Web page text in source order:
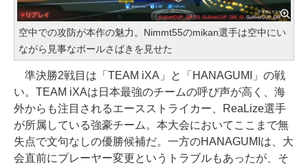
空中での攻防が本作の魅力。Nimmt55のmikan選手は空中にい
ながら見事なボールさばきを見せた
準決勝2戦目は「TEAM iXA」と「HANAGUMI」の戦
い。TEAM iXAは日本最強のチームの呼び声が高く、海
外からも注目されるエースストライカー、ReaLize選手
が所属している強豪チーム。本大会においてここまで無
失点で文句なしの優勝候補だ。一方のHANAGUMIは、大
会直前にプレーヤー変更というトラブルもあったが、そ